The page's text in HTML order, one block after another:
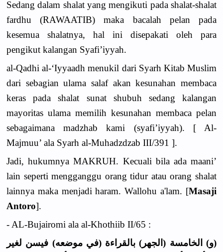
Sedang dalam shalat yang mengikuti pada shalat-shalat
fardhu (RAWAATIB) maka bacalah pelan pada
kesemua shalatnya, hal ini disepakati oleh para
pengikut kalangan Syafi’iyyah.
al-Qadhi al-‘Iyyaadh menukil dari Syarh Kitab Muslim
dari sebagian ulama salaf akan kesunahan membaca
keras pada shalat sunat shubuh sedang kalangan
mayoritas ulama memilih kesunahan membaca pelan
sebagaimana madzhab kami (syafi’iyyah). [ Al-
Majmuu’ ala Syarh al-Muhadzdzab III/391 ].
Jadi, hukumnya MAKRUH. Kecuali bila ada maani’
lain seperti mengganggu orang tidur atau orang shalat
lainnya maka menjadi haram. Wallohu a'lam. [Masaji
Antoro].
- AL-Bujairomi ala al-Khothiib II/65 :
(و) الخامسة (الجهر) بالقراءة (في موضعه) فيسن لغير